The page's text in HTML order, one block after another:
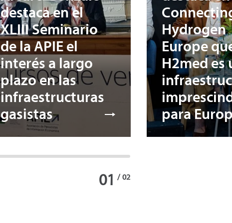
destaca en el
XLIII Seminario
de la APIE el
interés a largo
plazo en las
infraestructuras
gasistas
Hydrogen
Europe
H2med es
para
01 / 02